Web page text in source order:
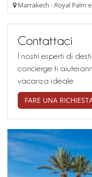
Marrakech - Royal Palm
Contattaci
I nostri esperti di
concierge ti
vacanza ideale
FARE UNA